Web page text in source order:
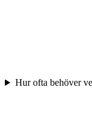
Hur ofta behöver